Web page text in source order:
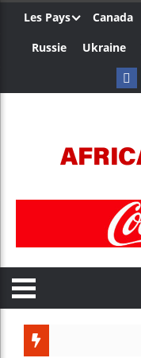
Les Pays Canada
Russie
Ukraine